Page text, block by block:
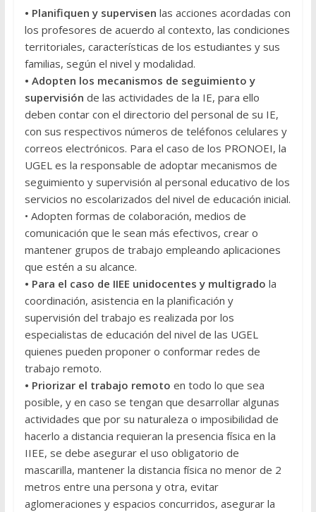
• Planifiquen y supervisen las acciones acordadas con
los profesores de acuerdo al contexto, las condiciones
territoriales, características de los estudiantes y sus
familias, según el nivel y modalidad.
• Adopten los mecanismos de seguimiento y
supervisión de las actividades de la IE, para ello
deben contar con el directorio del personal de su IE,
con sus respectivos números de teléfonos celulares y
correos electrónicos. Para el caso de los PRONOEI, la
UGEL es la responsable de adoptar mecanismos de
seguimiento y supervisión al personal educativo de los
servicios no escolarizados del nivel de educación inicial.
• Adopten formas de colaboración, medios de
comunicación que le sean más efectivos, crear o
mantener grupos de trabajo empleando aplicaciones
que estén a su alcance.
• Para el caso de IIEE unidocentes y multigrado la
coordinación, asistencia en la planificación y
supervisión del trabajo es realizada por los
especialistas de educación del nivel de las UGEL
quienes pueden proponer o conformar redes de
trabajo remoto.
• Priorizar el trabajo remoto en todo lo que sea
posible, y en caso se tengan que desarrollar algunas
actividades que por su naturaleza o imposibilidad de
hacerlo a distancia requieran la presencia física en la
IIEE, se debe asegurar el uso obligatorio de
mascarilla, mantener la distancia física no menor de 2
metros entre una persona y otra, evitar
aglomeraciones y espacios concurridos, asegurar la